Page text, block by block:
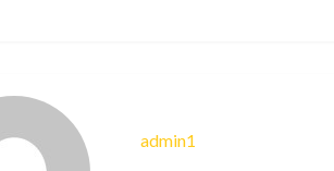
admin1